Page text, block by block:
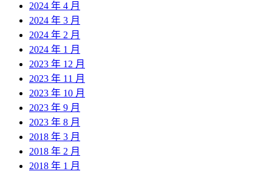
2024 年 4 月
2024 年 3 月
2024 年 2 月
2024 年 1 月
2023 年 12 月
2023 年 11 月
2023 年 10 月
2023 年 9 月
2023 年 8 月
2018 年 3 月
2018 年 2 月
2018 年 1 月